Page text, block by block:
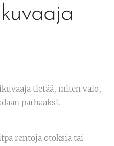
tietää, miten valo,
parhaaksi.
rentoja otoksia tai